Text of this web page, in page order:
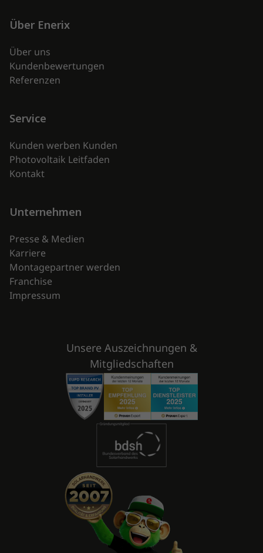
Über Enerix
Über uns
Kundenbewertungen
Referenzen
Service
Kunden werben Kunden
Photovoltaik Leitfaden
Kontakt
Unternehmen
Presse & Medien
Karriere
Montagepartner werden
Franchise
Impressum
Unsere Auszeichnungen &
Mitgliedschaften